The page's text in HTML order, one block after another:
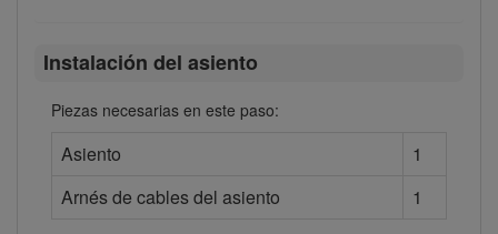
Instalación del asiento
Piezas necesarias en este paso:
Asiento
1
Arnés de cables del asiento
1